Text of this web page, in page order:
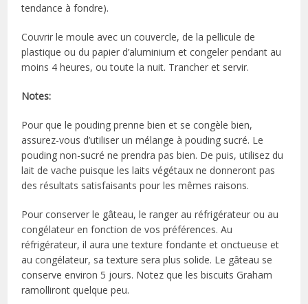
tendance à fondre).
Couvrir le moule avec un couvercle, de la pellicule de
plastique ou du papier d’aluminium et congeler pendant au
moins 4 heures, ou toute la nuit. Trancher et servir.
Notes:
Pour que le pouding prenne bien et se congèle bien,
assurez-vous d’utiliser un mélange à pouding sucré. Le
pouding non-sucré ne prendra pas bien. De puis, utilisez du
lait de vache puisque les laits végétaux ne donneront pas
des résultats satisfaisants pour les mêmes raisons.
Pour conserver le gâteau, le ranger au réfrigérateur ou au
congélateur en fonction de vos préférences. Au
réfrigérateur, il aura une texture fondante et onctueuse et
au congélateur, sa texture sera plus solide. Le gâteau se
conserve environ 5 jours. Notez que les biscuits Graham
ramolliront quelque peu.